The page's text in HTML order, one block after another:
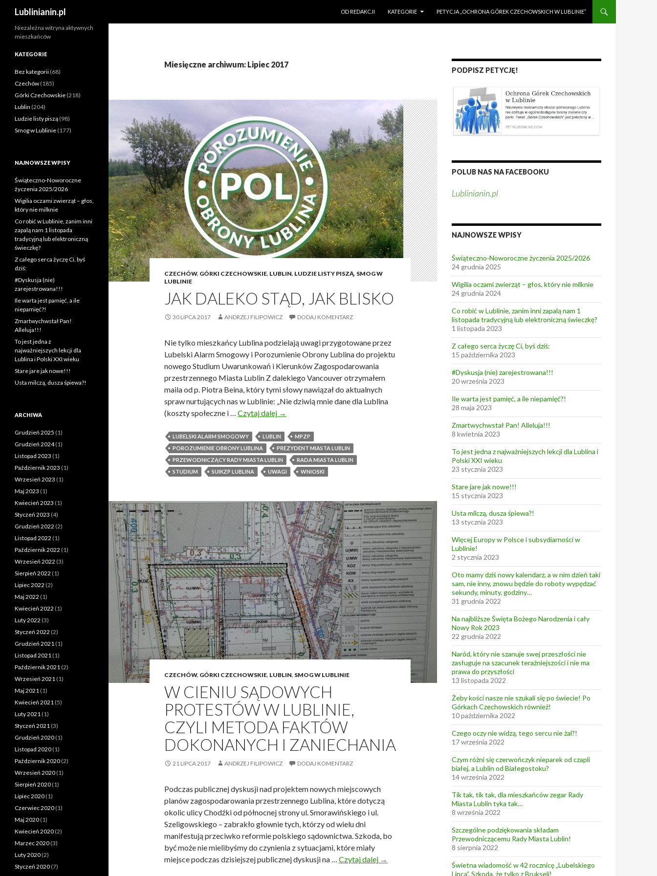
Lublinianin.pl
OD REDAKCJI
KATEGORIE PETYCJA „OCHRONA GÓREK CZECHOWSKICH W LUBLINIE”
Miesięczne archiwum: Lipiec 2017
CZECHÓW, GÓRKI CZECHOWSKIE, LUBLIN, LUDZIE LISTY PISZĄ, SMOG W
LUBLINIE
JAK DALEKO STĄD, JAK BLISKO
30 LIPCA 2017 ANDRZEJ FILIPOWICZ DODAJ KOMENTARZ
Nie tylko mieszkańcy Lublina podzielają uwagi przygotowane przez
Lubelski Alarm Smogowy i Porozumienie Obrony Lublina do projektu
nowego Studium Uwarunkowań i Kierunków Zagospodarowania
przestrzennego Miasta Lublin Z dalekiego Vancouver otrzymałem
maila od p. Piotra Beina, który tymi słowy nawiązał do aktualnych
spraw nurtujących nas w Lublinie: „Nie dziwią mnie dane dla Lublina
(koszty społeczne i … Czytaj dalej J
k
d
a
l
o
s
t
ą
d
,
j
a
k
b
l
s
k
o
→
LUBELSKI ALARM SMOGOWY LUBLIN
MPZP
POROZUMIENIE OBRONY LUBLINA
PREZYDENT MIASTA LUBLIN
PRZEWODNICZĄCY RADY MIASTA LUBLIN
RADA MIASTA LUBLIN
STUDIUM
SUIKZP LUBLINA UWAGI WNIOSKI
CZECHÓW, GÓRKI CZECHOWSKIE, LUBLIN, SMOG W LUBLINIE
W CIENIU SĄDOWYCH
PROTESTÓW W LUBLINIE,
CZYLI METODA FAKTÓW
DOKONANYCH I ZANIECHANIA
21 LIPCA 2017 ANDRZEJ FILIPOWICZ DODAJ KOMENTARZ
Podczas publicznej dyskusji nad projektem nowych miejscowych
planów zagospodarowania przestrzennego Lublina, które dotyczą
okolic ulicy Chodźki od północnej strony ul. Smorawińskiego i ul.
Szeligowskiego – zabrakło głownie tych, którzy od wielu dni
manifestują przeciwko reformie polskiego sądownictwa. Szkoda, bo
być może nie mielibyśmy do czynienia z sytuacjami, które miały
miejsce podczas dzisiejszej publicznej dyskusji na … Czytaj dalej W
→
PODPISZ PETYCJĘ!
POLUB NAS NA FACEBOOKU
Lublinianin.pl
NAJNOWSZE WPISY
Świąteczno-Noworoczne życzenia 2025/2026
24 grudnia 2025
Wigilia oczami zwierząt – głos, który nie milknie
24 grudnia 2024
Co robić w Lublinie, zanim inni zapalą nam 1
listopada tradycyjną lub elektroniczną świeczkę?
1 listopada 2023
Z całego serca życzę Ci, byś dziś:
15 października 2023
#Dyskusja (nie) zarejestrowana!!!
20 września 2023
Ile warta jest pamięć, a ile niepamięć?!
28 maja 2023
Zmartwychwstał Pan! Alleluja!!!
8 kwietnia 2023
To jest jedna z najważniejszych lekcji dla Lublina i
Polski XXI wieku
23 stycznia 2023
Stare jare jak nowe!!!
15 stycznia 2023
Usta milczą, dusza śpiewa?!
13 stycznia 2023
Więcej Europy w Polsce i subsydiarności w
Lublinie!
2 stycznia 2023
Oto mamy dziś nowy kalendarz, a w nim dzień taki
sam, nie inny, znowu będzie do roboty wypędzać
sekundy, minuty, godziny…
31 grudnia 2022
Na najbliższe Święta Bożego Narodzenia i cały
Nowy Rok 2023
22 grudnia 2022
Naród, który nie szanuje swej przeszłości nie
zasługuje na szacunek teraźniejszości i nie ma
prawa do przyszłości
13 listopada 2022
Żeby kości nasze nie szukali się po świecie! Po
Górkach Czechowskich również!
10 października 2022
Czego oczy nie widzą, tego sercu nie żal?!
17 września 2022
Czym różni się czerwończyk nieparek od czapli
białej, a Lublin od Białegostoku?
14 września 2022
Tik tak, tik tak, dla mieszkańców zegar Rady
Miasta Lublin tyka tak…
8 września 2022
Szczególne podziękowania składam
Przewodniczącemu Rady Miasta Lublin!
8 sierpnia 2022
Świetna wiadomość w 42 rocznicę „Lubelskiego
Lipca”. Szkoda, że tylko z Brukseli!
Niezależna witryna aktywnych
mieszkańców
KATEGORIE
Bez kategorii (68)
Czechów (185)
Górki Czechowskie (218)
Lublin (204)
Ludzie listy piszą (98)
Smog w Lublinie (177)
NAJNOWSZE WPISY
Świąteczno-Noworoczne
życzenia 2025/2026
Wigilia oczami zwierząt – głos,
który nie milknie
Co robić w Lublinie, zanim inni
zapalą nam 1 listopada
tradycyjną lub elektroniczną
świeczkę?
Z całego serca życzę Ci, byś
dziś:
#Dyskusja (nie)
zarejestrowana!!!
Ile warta jest pamięć, a ile
niepamięć?!
Zmartwychwstał Pan!
Alleluja!!!
To jest jedna z
najważniejszych lekcji dla
Lublina i Polski XXI wieku
Stare jare jak nowe!!!
Usta milczą, dusza śpiewa?!
ARCHIWA
Grudzień 2025 (1)
Grudzień 2024(1)
Listopad 2023 (1)
Październik 2023 (1)
Wrzesień 2023 (1)
Maj 2023 (1)
Kwiecień 2023 (1)
Styczeń 2023 (4)
Grudzień 2022 (2)
Listopad 2022 (1)
Październik 2022 (1)
Wrzesień 2022 (3)
Sierpień 2022 (1)
Lipiec 2022 (2)
Maj 2022 (1)
Kwiecień 2022 (1)
Luty 2022 (3)
Styczeń 2022 (2)
Grudzień 2021 (1)
Listopad 2021 (1)
Październik 2021 (2)
Wrzesień 2021 (1)
Maj 2021 (1)
Kwiecień 2021 (5)
Luty 2021 (1)
Styczeń 2021 (3)
Grudzień 2020 (1)
Listopad 2020 (1)
Październik 2020 (2)
Wrzesień 2020 (1)
Sierpień 2020 (1)
Lipiec 2020 (1)
Czerwiec 2020 (1)
Maj 2020 (1)
Kwiecień 2020 (2)
Marzec 2020 (3)
Luty 2020 (2)
Styczeń 2020 (7)